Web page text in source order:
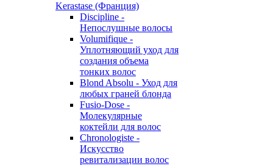
Kerastase (Франция)
Discipline -
Непослушные волосы
Volumifique -
Уплотняющий уход для
создания объема
тонких волос
Blond Absolu - Уход для
любых граней блонда
Fusio-Dose -
Молекулярные
коктейли для волос
Chronologiste -
Искусство
ревитализации волос